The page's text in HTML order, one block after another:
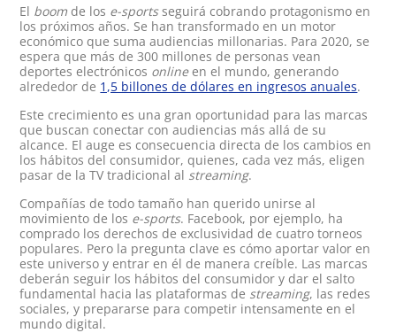
El boom de los e-sportsseguirá cobrando protagonismo en
los próximos años. Se han transformado en un motor
económico que suma audiencias millonarias. Para 2020, se
espera que más de 300 millones de personas vean
deportes electrónicos onlineen el mundo, generando
alrededor de 1,5 billones de dólares en ingresos anuales.
Este crecimiento es una gran oportunidad para las marcas
que buscan conectar con audiencias más allá de su
alcance. El auge es consecuencia directa de los cambios en
los hábitos del consumidor, quienes, cada vez más, eligen
pasar de la TV tradicional al streaming.
Compañías de todo tamaño han querido unirse al
movimiento de los e-sports. Facebook, por ejemplo, ha
comprado los derechos de exclusividad de cuatro torneos
populares. Pero la pregunta clave es cómo aportar valor en
este universo y entrar en él de manera creíble. Las marcas
deberán seguir los hábitos del consumidor y dar el salto
fundamental hacia las plataformas de streaming, las redes
sociales, y prepararse para competir intensamente en el
mundo digital.